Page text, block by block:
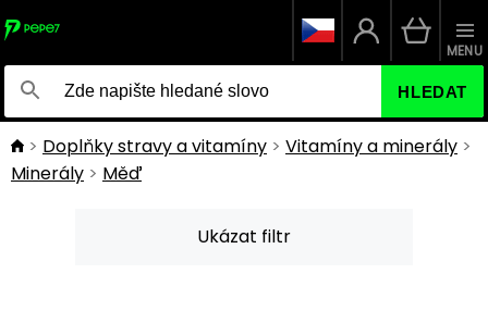
HLEDAT
MENU
Doplňky stravy a vitamíny
Vitamíny a minerály
Minerály
Měď
Ukázat filtr